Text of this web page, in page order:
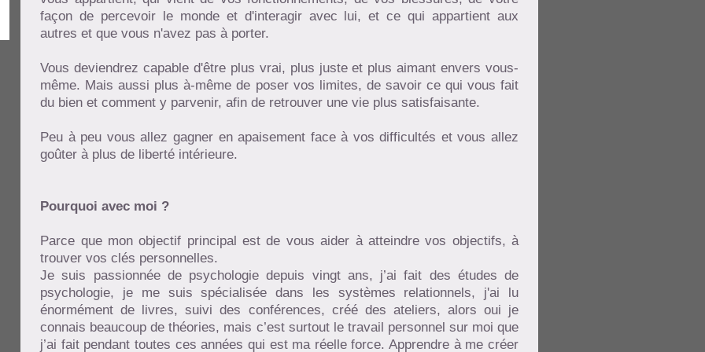
façon de percevoir le monde et d'interagir avec lui, et ce qui appartient aux
autres et que vous n'avez pas à porter.
Vous deviendrez capable d'être plus vrai, plus juste et plus aimant envers vous-
même. Mais aussi plus à-même de poser vos limites, de savoir ce qui vous fait
du bien et comment y parvenir, afin de retrouver une vie plus satisfaisante.
Peu à peu vous allez gagner en apaisement face à vos difficultés et vous allez
goûter à plus de liberté intérieure.
Pourquoi avec moi ?
Parce que mon objectif principal est de vous aider à atteindre vos objectifs, à
trouver vos clés personnelles.
Je suis passionnée de psychologie depuis vingt ans, j’ai fait des études de
psychologie, je me suis spécialisée dans les systèmes relationnels, j'ai lu
énormément de livres, suivi des conférences, créé des ateliers, alors oui je
connais beaucoup de théories, mais c’est surtout le travail personnel sur moi que
j’ai fait pendant toutes ces années qui est ma réelle force. Apprendre à me créer